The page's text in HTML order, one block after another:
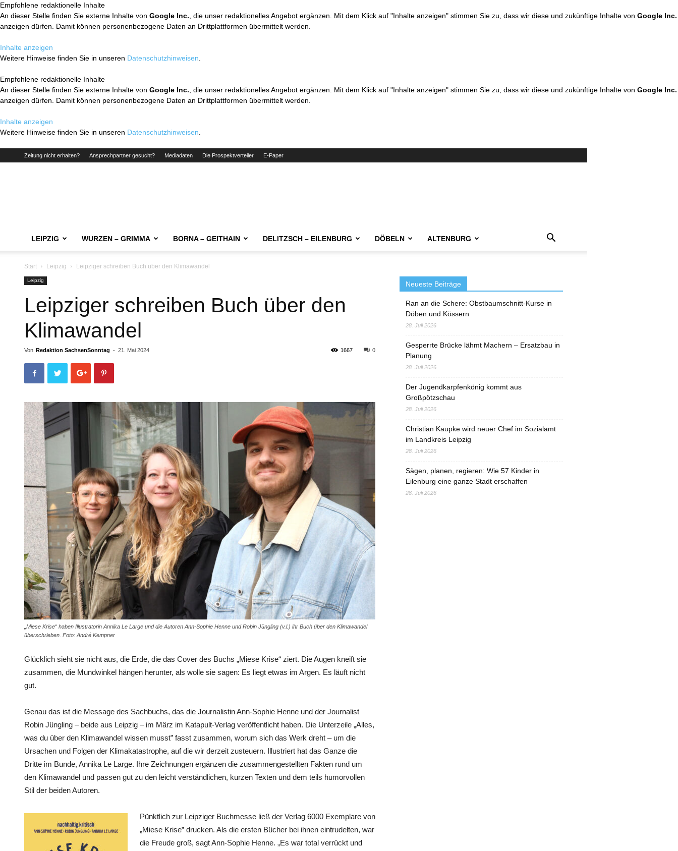
Empfohlene redaktionelle Inhalte
An dieser Stelle finden Sie externe Inhalte von Google Inc. , die unser redaktionelles Angebot ergänzen. Mit dem Klick auf "Inhalte anzeigen" stimmen Sie zu, dass wir diese und zukünftige Inhalte von Google Inc.
anzeigen dürfen. Damit können personenbezogene Daten an Drittplattformen übermittelt werden.
Inhalte anzeigen
Weitere Hinweise finden Sie in unseren Datenschutzhinweisen
Empfohlene redaktionelle Inhalte
An dieser Stelle finden Sie externe Inhalte von Google Inc. , die unser redaktionelles Angebot ergänzen. Mit dem Klick auf "Inhalte anzeigen" stimmen Sie zu, dass wir diese und zukünftige Inhalte von Google Inc.
anzeigen dürfen. Damit können personenbezogene Daten an Drittplattformen übermittelt werden.
Inhalte anzeigen
Weitere Hinweise finden Sie in unseren Datenschutzhinweisen
Zeitung nicht erhalten? Ansprechpartner gesucht? Mediadaten Die Prospektverteiler E-Paper
LEIPZIG WURZEN – GRIMMA BORNA – GEITHAIN DELITZSCH – EILENBURG DÖBELN ALTENBURG
Start Leipzig Leipziger schreiben Buch über den Klimawandel
Leipzig
Leipziger schreiben Buch über den
Klimawandel
Von Redaktion SachsenSonntag - 21. Mai 2024 0
1667
„Miese Krise“ haben Illustratorin Annika Le Large und die Autoren Ann-Sophie Henne und Robin Jüngling (v.l.) ihr Buch über den Klimawandel
überschrieben. Foto: André Kempner
Glücklich sieht sie nicht aus, die Erde, die das Cover des Buchs „Miese Krise“ ziert. Die Augen kneift sie
zusammen, die Mundwinkel hängen herunter, als wolle sie sagen: Es liegt etwas im Argen. Es läuft nicht
gut.
Genau das ist die Message des Sachbuchs, das die Journalistin Ann-Sophie Henne und der Journalist
Robin Jüngling – beide aus Leipzig – im März im Katapult-Verlag veröffentlicht haben. Die Unterzeile „Alles,
was du über den Klimawandel wissen musst” fasst zusammen, worum sich das Werk dreht – um die
Ursachen und Folgen der Klimakatastrophe, auf die wir derzeit zusteuern. Illustriert hat das Ganze die
Dritte im Bunde, Annika Le Large. Ihre Zeichnungen ergänzen die zusammengestellten Fakten rund um
den Klimawandel und passen gut zu den leicht verständlichen, kurzen Texten und dem teils humorvollen
Stil der beiden Autoren.
Pünktlich zur Leipziger Buchmesse ließ der Verlag 6000 Exemplare von
„Miese Krise” drucken. Als die ersten Bücher bei ihnen eintrudelten, war
die Freude groß, sagt Ann-Sophie ­Henne. „Es war total verrückt und
Neueste Beiträge
Ran an die Schere: Obstbaumschnitt-Kurse in
Döben und Kössern
28. Juli 2026
Gesperrte Brücke lähmt Machern – Ersatzbau in
Planung
28. Juli 2026
Der Jugendkarpfenkönig kommt aus
Großpötzschau
28. Juli 2026
Christian Kaupke wird neuer Chef im Sozialamt
im Landkreis Leipzig
28. Juli 2026
Sägen, planen, regieren: Wie 57 Kinder in
Eilenburg eine ganze Stadt erschaffen
28. Juli 2026